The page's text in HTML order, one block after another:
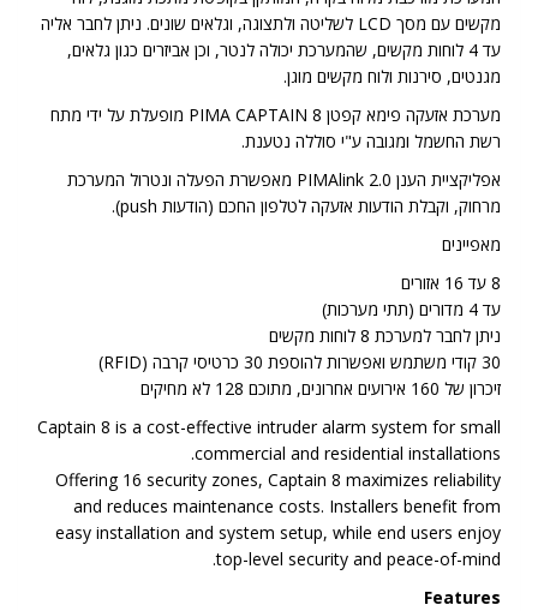
מקשים עם מסך LCD לשליטה ולתצוגה, וגלאים שונים. ניתן לחבר אליה
עד 4 לוחות מקשים, שהמערכת יכולה לנטר, וכן אביזרים כגון גלאים,
מגנטים, סירנות ולוח מקשים מוגן.
מערכת אזעקה פימא קפטן 8 PIMA CAPTAIN מופעלת על ידי מתח
רשת החשמל ומגובה ע"י סוללה נטענת.
אפליקציית הענן PIMAlink 2.0 מאפשרת הפעלה ונטרול המערכת
מרחוק, וקבלת הודעות אזעקה לטלפון החכם (הודעות push).
מאפיינים
8 עד 16 אזורים
עד 4 מדורים (תתי מערכות)
ניתן לחבר למערכת 8 לוחות מקשים
30 קודי משתמש ואפשרות להוספת 30 כרטיסי קרבה (RFID)
זיכרון של 160 אירועים אחרונים, מתוכם 128 לא מחיקים
Captain 8 is a cost-effective intruder alarm system for small
commercial and residential installations.
Offering 16 security zones, Captain 8 maximizes reliability
and reduces maintenance costs. Installers benefit from
easy installation and system setup, while end users enjoy
top-level security and peace-of-mind.
Features